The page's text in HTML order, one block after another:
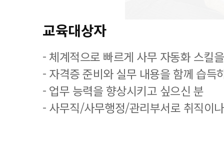
교육대상자
- 체계적으로 빠르게 사무 자동화 스킬
- 자격증 준비와 실무 내용을 함께 습득
- 업무 능력을 향상시키고 싶으신 분
- 사무직/사무행정/관리부서로 취직이